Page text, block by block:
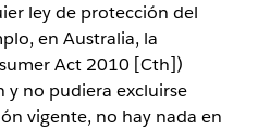
ley de protección del
en Australia, la
Act 2010 [Cth])
y no pudiera excluirse
vigente, no hay nada en